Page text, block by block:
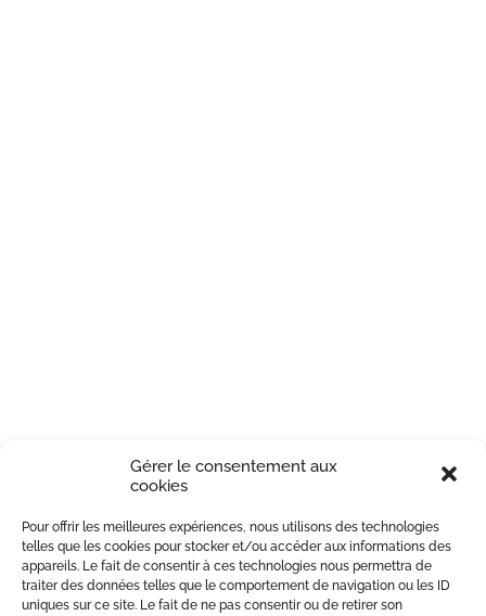
Gérer le consentement aux
cookies
Pour offrir les meilleures expériences, nous utilisons des technologies
telles que les cookies pour stocker et/ou accéder aux informations des
appareils. Le fait de consentir à ces technologies nous permettra de
traiter des données telles que le comportement de navigation ou les ID
uniques sur ce site. Le fait de ne pas consentir ou de retirer son